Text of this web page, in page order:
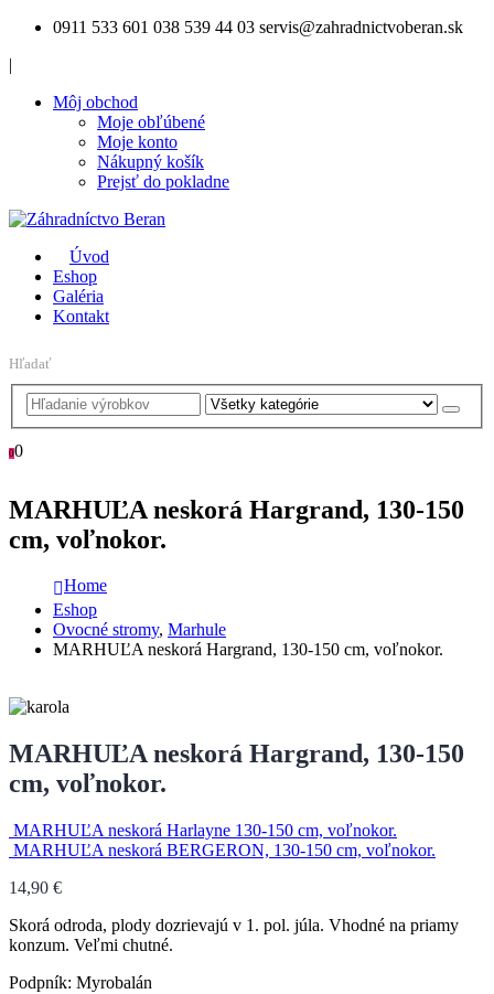
0911 533 601 038 539 44 03 servis@zahradnictvoberan.sk
|
Môj obchod
Moje obľúbené
Moje konto
Nákupný košík
Prejsť do pokladne
Úvod
Eshop
Galéria
Kontakt
Hľadať
00
MARHUĽA neskorá Hargrand, 130-150
cm, voľnokor.
Home
Eshop
Ovocné stromy, Marhule
MARHUĽA neskorá Hargrand, 130-150 cm, voľnokor.
MARHUĽA neskorá Hargrand, 130-150
cm, voľnokor.
MARHUĽA neskorá Harlayne 130-150 cm, voľnokor.
MARHUĽA neskorá BERGERON, 130-150 cm, voľnokor.
14,90 €
Skorá odroda, plody dozrievajú v 1. pol. júla. Vhodné na priamy
konzum. Veľmi chutné.
Podpník: Myrobalán